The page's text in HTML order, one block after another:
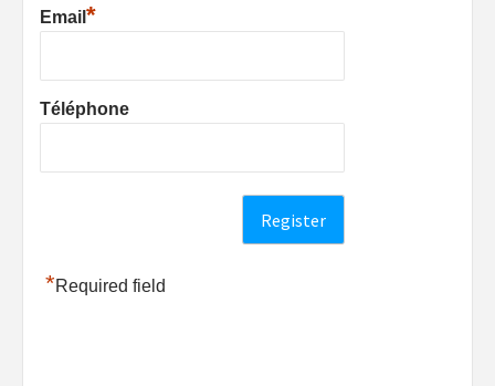
Email *
Téléphone
*Required field